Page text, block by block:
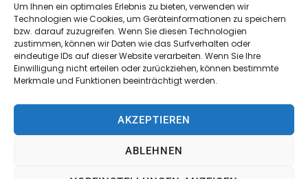
Um Ihnen ein optimales Erlebnis zu bieten, verwenden wir
Technologien wie Cookies, um Geräteinformationen zu speichern
bzw. darauf zuzugreifen. Wenn Sie diesen Technologien
zustimmen, können wir Daten wie das Surfverhalten oder
eindeutige IDs auf dieser Website verarbeiten. Wenn Sie Ihre
Einwilligung nicht erteilen oder zurückziehen, können bestimmte
Merkmale und Funktionen beeinträchtigt werden.
AKZEPTIEREN
ABLEHNEN
Tel.: +49 (04141) 9288240
Mail:kontakt@pilotenbedarf.de
© 2026 Pilotenbedarf.de